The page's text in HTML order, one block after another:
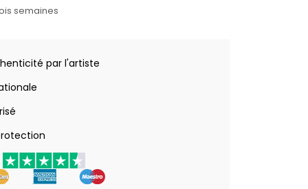
semaines
par l'artiste